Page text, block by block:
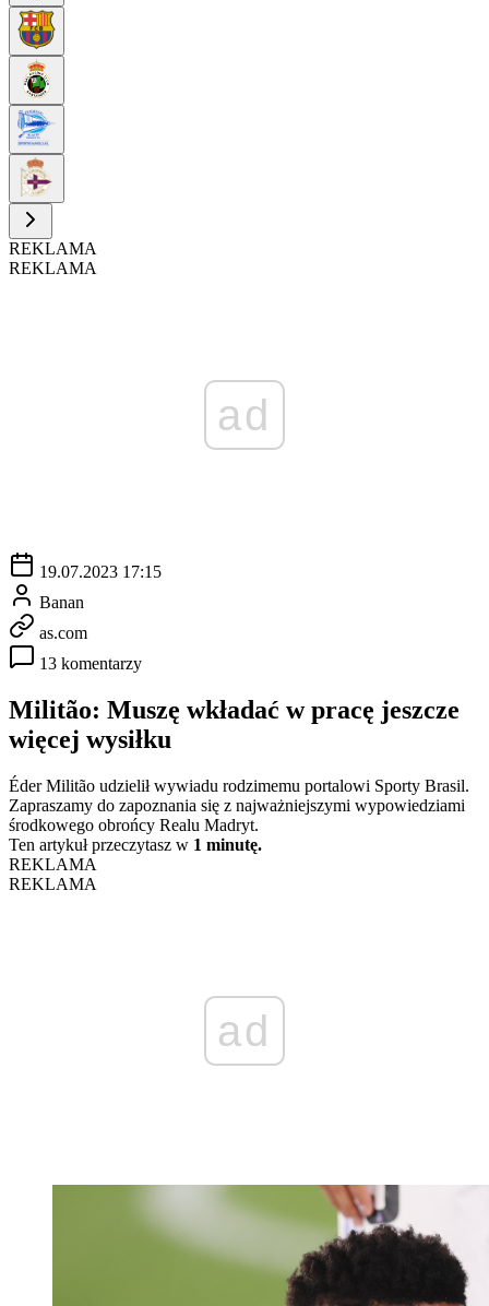
REKLAMA
REKLAMA
ad
19.07.2023 17:15
Banan
as.com
13 komentarzy
Militão: Muszę wkładać w pracę jeszcze
więcej wysiłku
Éder Militão udzielił wywiadu rodzimemu portalowi Sporty Brasil.
Zapraszamy do zapoznania się z najważniejszymi wypowiedziami
środkowego obrońcy Realu Madryt.
Ten artykuł przeczytasz w 1 minutę.
REKLAMA
REKLAMA
ad